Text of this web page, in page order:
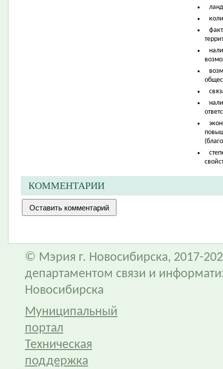
КОММЕНТАРИИ
© Мэрия г. Новосибирска, 2017-
департаментом связи и
Новосибирска
Муниципальный
портал
Техническая
поддержка